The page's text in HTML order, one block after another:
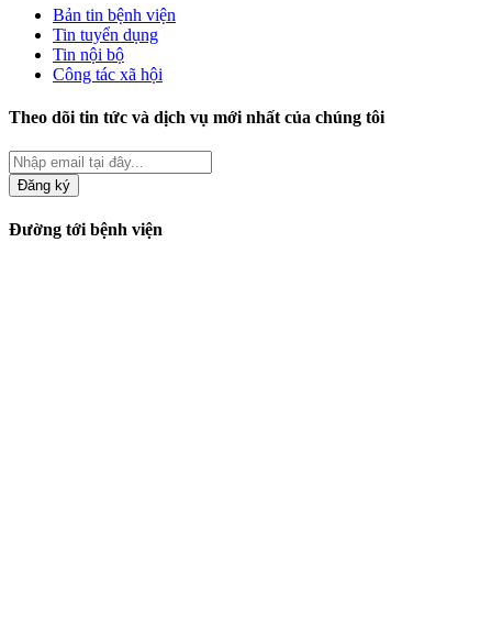
Bản tin bệnh viện
Tin tuyển dụng
Tin nội bộ
Công tác xã hội
Theo dõi tin tức và dịch vụ mới nhất của chúng tôi
Đăng ký
Đường tới bệnh viện